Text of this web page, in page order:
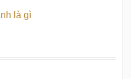
là gì